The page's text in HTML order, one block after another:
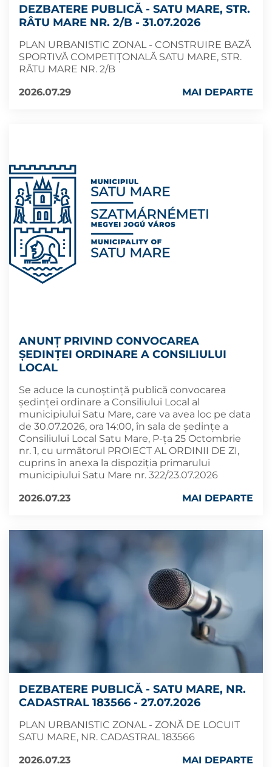
DEZBATERE PUBLICĂ - SATU MARE, STR.
RÂTU MARE NR. 2/B - 31.07.2026
PLAN URBANISTIC ZONAL - CONSTRUIRE BAZĂ
SPORTIVĂ COMPETIȚONALĂ SATU MARE, STR.
RÂTU MARE NR. 2/B
2026.07.29
MAI DEPARTE
ANUNȚ PRIVIND CONVOCAREA
ȘEDINȚEI ORDINARE A CONSILIULUI
LOCAL
Se aduce la cunoștință publică convocarea
ședinței ordinare a Consiliului Local al
municipiului Satu Mare, care va avea loc pe data
de 30.07.2026, ora 14:00, în sala de ședințe a
Consiliului Local Satu Mare, P-ța 25 Octombrie
nr. 1, cu următorul PROIECT AL ORDINII DE ZI,
cuprins în anexa la dispoziția primarului
municipiului Satu Mare nr. 322/23.07.2026
2026.07.23
MAI DEPARTE
DEZBATERE PUBLICĂ - SATU MARE, NR.
CADASTRAL 183566 - 27.07.2026
PLAN URBANISTIC ZONAL - ZONĂ DE LOCUIT
SATU MARE, NR. CADASTRAL 183566
2026.07.23
MAI DEPARTE